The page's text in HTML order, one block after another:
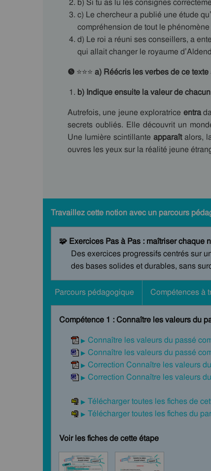
b) Si tu as lu les consignes
c) Le chercheur a publié une étude
compréhension de tout le phénomène
d) Le roi a réuni ses conseillers, a
qui allait changer le royaume
❺ ⭐⭐⭐ a) Réécris les verbes de ce
b) Indique ensuite la valeur de
Autrefois, une jeune exploratrice entra
secrets oubliés. Elle découvrit un
Une lumière scintillanteapparaîtalors,
ouvres les yeux sur la réalité jeune
Travaillez cette notion avec un parcours
🧩 Exercices Pas à Pas : maîtriser chaque
Des exercices progressifs centrés sur
des bases solides et durables, sans
Parcours pédagogique Compétences à
Compétence 1 : Connaître les valeurs du
Connaître les valeurs du passé
Connaître les valeurs du passé
Correction Connaître les valeurs
Correction Connaître les valeurs
Télécharger toutes les fiches de
Télécharger toutes les fiches du
Voir les fiches de cette étape